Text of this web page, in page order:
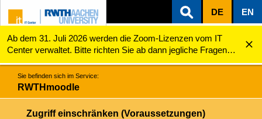
ZUM INHALTSBEREICH
ZUR HAUPTNAVIGATION
ZUR SUCHE
DE EN
Ab dem 31. Juli 2026 werden die Zoom-Lizenzen vom IT
Center verwaltet. Bitte richten Sie ab dann jegliche Fragen
zu den Zoom-Lizenzen (z.B. Probleme mit dem Login) an
servicedesk@itc.rwth-aachen.de.
RWTHmoodle Zugriff einschränken (Voraussetzungen)
Sie befinden sich im Service:
RWTHmoodle
Zugriff einschränken (Voraussetzungen)